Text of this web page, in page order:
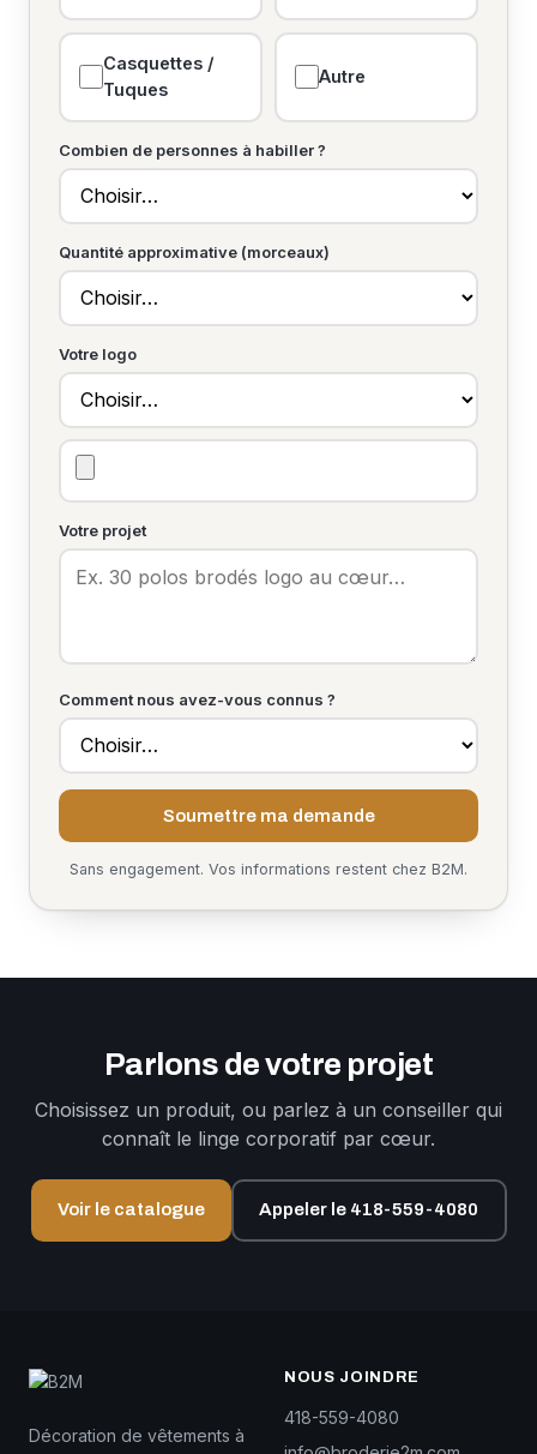
Casquettes /
Tuques
Autre
Combien de personnes à habiller ?
Quantité approximative (morceaux)
Votre logo
Votre projet
Comment nous avez-vous connus ?
Soumettre ma demande
Sans engagement. Vos informations restent chez B2M.
Parlons de votre projet
Choisissez un produit, ou parlez à un conseiller qui
connaît le linge corporatif par cœur.
Voir le catalogue Appeler le 418-559-4080
Décoration de vêtements à
NOUS JOINDRE
418-559-4080